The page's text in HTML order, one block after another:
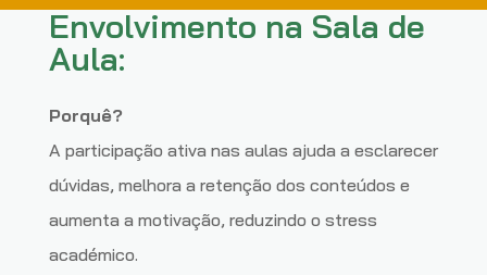
Envolvimento na Sala de
Aula:
Porquê?
A participação ativa nas aulas ajuda a esclarecer
dúvidas, melhora a retenção dos conteúdos e
aumenta a motivação, reduzindo o stress
académico.